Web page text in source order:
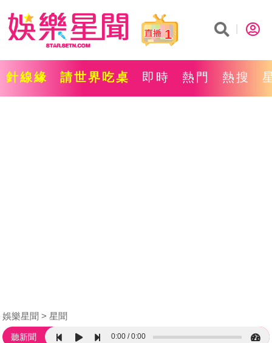
1
針線緣 請世界吃桌 即時 熱門 熱搜
娛樂星聞 星聞
聽新聞 0:00 0:00